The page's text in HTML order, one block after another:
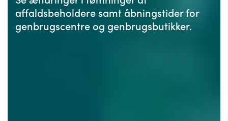
affaldsbeholdere samt åbningstider for
genbrugscentre og genbrugsbutikker.